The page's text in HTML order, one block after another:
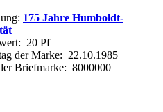
175 Jahre Humboldt-
20 Pf
der Marke: 22.10.1985
Briefmarke: 8000000